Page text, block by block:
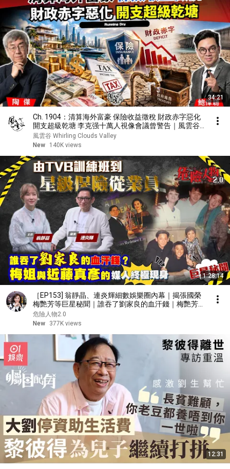
34:21
Ch. 1904：清算海外富豪 保險收益徵稅 財政赤字惡化
開支超級乾塘 李克强十萬人視像會議曾警告｜風雲谷
｜2026/08/06
風雲谷 Whirling Clouds Valley
New
140K views
1:28:14
［EP153] 翁靜晶、連炎輝細數娛樂圈內幕｜揭張國榮
梅艷芳等巨星秘聞｜誰吞了劉家良的血汗錢｜梅艷芳與
近藤真彥的媒人終極現身｜由TVB訓練班到星級保險從
業員
危險人物2.0
New
377K views
12:31